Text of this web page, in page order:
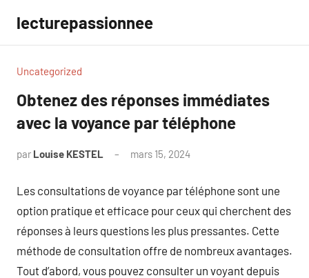
contenu
lecturepassionnee
Uncategorized
Obtenez des réponses immédiates
avec la voyance par téléphone
par Louise KESTEL mars 15, 2024
Les consultations de voyance par téléphone sont une
option pratique et efficace pour ceux qui cherchent des
réponses à leurs questions les plus pressantes. Cette
méthode de consultation offre de nombreux avantages.
Tout d’abord, vous pouvez consulter un voyant depuis